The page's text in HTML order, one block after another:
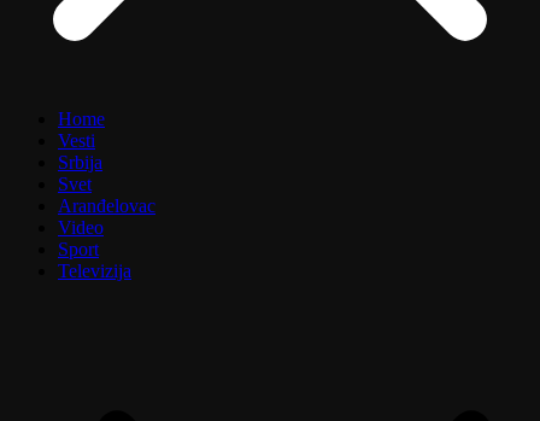
Home
Vesti
Srbija
Svet
Aranđelovac
Video
Sport
Televizija